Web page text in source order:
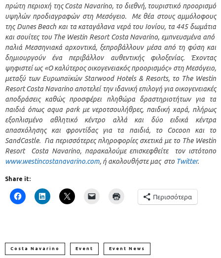
πρώτη περιοχή τηςCosta Navarino, το διεθνή, τουριστικό προορισμό
υψηλών προδιαγραφών στη Μεσόγειο. Με θέα στους αμμόλοφους
τηςDunes Beach και τα καταγάλανα νερά του Ιονίου, τα 445 δωμάτια
και σουίτες του The Westin Resort Costa Navarino, εμπνευσμένα από
παλιά Μεσσηνιακά αρχοντικά, ξεπροβάλλουν μέσα από τη φύση και
δημιουργούν ένα περιβάλλον αυθεντικής φιλοξενίας. Έχοντας
ψηφιστεί ως «Ο καλύτερος οικογενειακός προορισμός» στη Μεσόγειο,
μεταξύ των Ευρωπαϊκών Starwood Hotels& Resorts, το The Westin
Resort Costa Navarino αποτελεί την ιδανική επιλογή για οικογενειακές
αποδράσεις καθώς προσφέρει πληθώρα δραστηριοτήτων για τα
παιδιά όπως aqua parkμε νεροτσουλήθρες, παιδική χαρά, πλήρως
εξοπλισμένο αθλητικό κέντρο αλλά και δύο ειδικά κέντρα
απασχόλησης και φροντίδας για τα παιδιά, το Cocoonκαι το
SandCastle. Για περισσότερες πληροφορίες σχετικά με το The Westin
Resort
Costa Navarino, παρακαλούμε επισκεφθείτε τον ιστότοπο
www.westincostanavarino.com, ή ακολουθήστε μας στο Twitter.
Share it:
Περισσότερα
Costa Navarino Event Event News